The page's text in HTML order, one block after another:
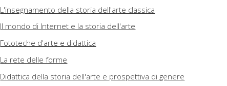
L'insegnamento della storia dell'arte classica
Il mondo di Internet e la storia dell'arte
Fototeche d'arte e didattica
La rete delle forme
Didattica della storia dell'arte e prospettiva di genere